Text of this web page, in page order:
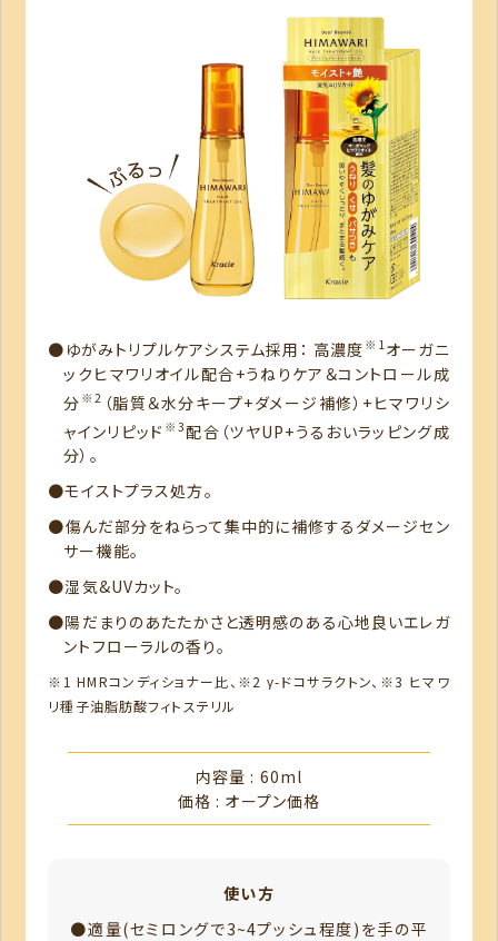
●ゆがみトリプルケアシステム採用： 高濃度 ※1オーガニ
ックヒマワリオイル配合+うねりケア＆コントロール成
分 ※2 （脂質＆水分キープ+ダメージ補修）+ヒマワリシ
ャインリピッド ※3配合（ツヤUP+うるおいラッピング成
分）。
●モイストプラス処方。
●傷んだ部分をねらって集中的に補修するダメージセン
サー機能。
●湿気&UVカット。
●陽だまりのあたたかさと透明感のある心地良いエレガ
ントフローラルの香り。
※1 HMRコンディショナー比、※2 γ-ドコサラクトン、※3 ヒマワ
リ種子油脂肪酸フィトステリル
内容量 : 60ml
価格 : オープン価格
使い方
●適量(セミロングで3~4プッシュ程度)を手の平